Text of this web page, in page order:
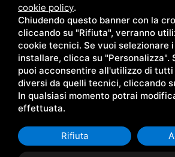
cookie policy.
Chiudendo questo banner con la
cliccando su "Rifiuta", verranno
cookie tecnici. Se vuoi selezionare
installare, clicca su "Personalizza".
puoi acconsentire all'utilizzo di tutti
diversi da quelli tecnici, cliccando
In qualsiasi momento potrai
effettuata.
Rifiuta
Soluzioni
Servizi
Blog
Company
Partners
Contatti
ECS SB / P. IVA 02649370745 /
POLICY
TERMINI DI SERVIZIO DI GOOGLE